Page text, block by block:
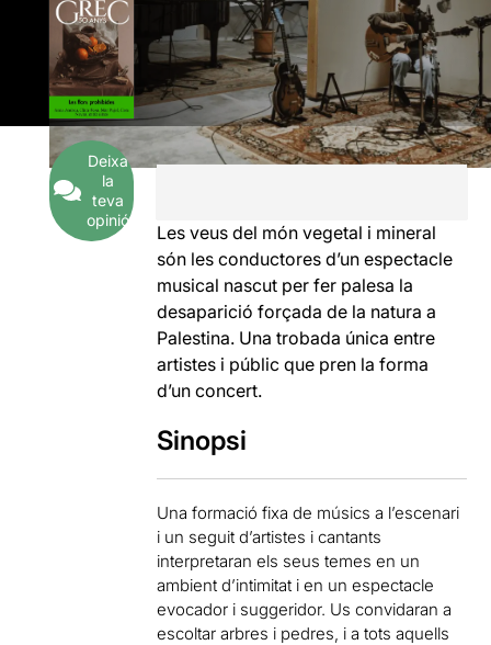
Deixa
la
teva
opinió
Les veus del món vegetal i mineral
són les conductores d’un espectacle
musical nascut per fer palesa la
desaparició forçada de la natura a
Palestina. Una trobada única entre
artistes i públic que pren la forma
d’un concert.
Sinopsi
Una formació fixa de músics a l’escenari
i un seguit d’artistes i cantants
interpretaran els seus temes en un
ambient d’intimitat i en un espectacle
evocador i suggeridor. Us convidaran a
escoltar arbres i pedres, i a tots aquells